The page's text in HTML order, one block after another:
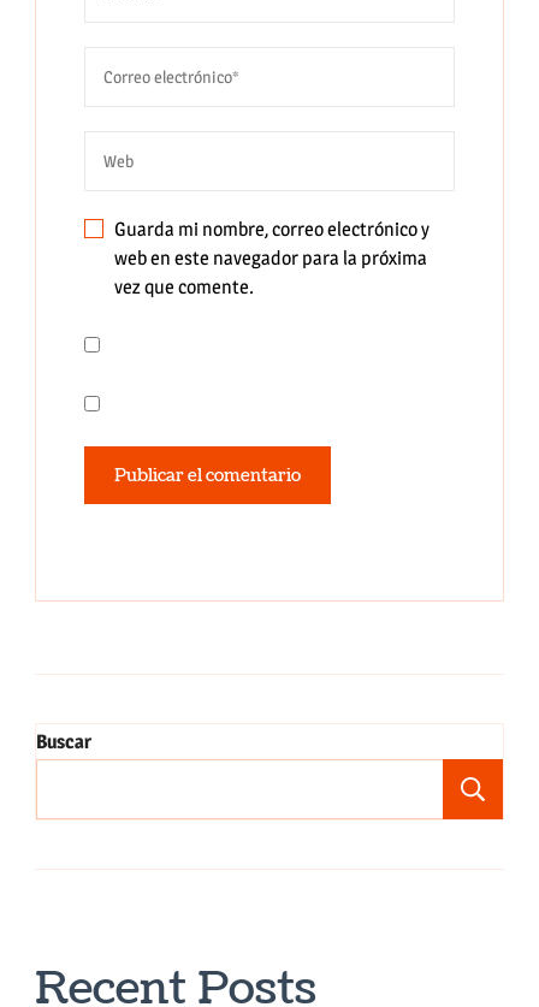
Guarda mi nombre, correo electrónico y
web en este navegador para la próxima
vez que comente.
Buscar
Recent Posts